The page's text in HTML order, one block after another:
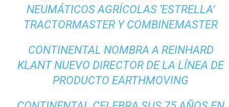
NEUMÁTICOS AGRÍCOLAS ‘ESTRELLA’
TRACTORMASTER Y COMBINEMASTER
CONTINENTAL NOMBRA A REINHARD
KLANT NUEVO DIRECTOR DE LA LÍNEA DE
PRODUCTO EARTHMOVING